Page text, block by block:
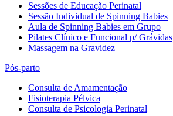
Sessões de Educação Perinatal
Sessão Individual de Spinning Babies
Aula de Spinning Babies em Grupo
Pilates Clínico e Funcional p/ Grávidas
Massagem na Gravidez
Pós-parto
Consulta de Amamentação
Fisioterapia Pélvica
Consulta de Psicologia Perinatal